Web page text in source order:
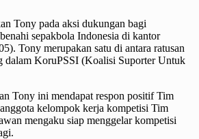
Tony pada aksi dukungan bagi
sepakbola Indonesia di kantor
Tony merupakan satu di antara ratusan
dalam KoruPSSI (Koalisi Suporter Untuk
Tony ini mendapat respon positif Tim
kelompok kerja kompetisi Tim
mengaku siap menggelar kompetisi